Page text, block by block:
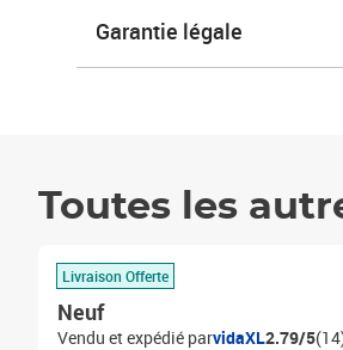
Garantie légale
Toutes les
Livraison Offerte
Neuf
Vendu et expédié parvidaXL2.79/5